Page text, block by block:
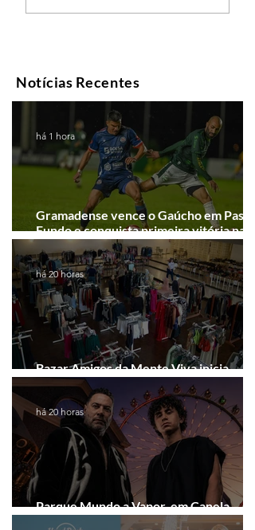
Notícias Recentes
Gramadense vence o Gaúcho em Passo
Fundo e conquista primeira vitória na
Série A2
há 1 hora
Bazar Amigos da Mente Viva inicia
arrecadação em Gramado e Canela
há 20 horas
Parque Mundo a Vapor, em Canela,
recebe festival eletrônico em agosto
há 20 horas